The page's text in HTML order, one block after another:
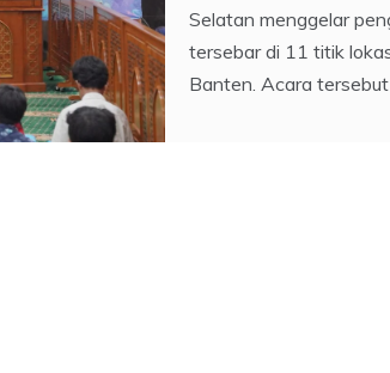
Selatan menggelar
tersebar di 11 titik
Banten. Acara